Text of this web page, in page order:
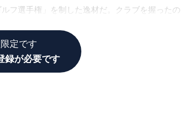
フ選手権」を制した逸材だ。クラブを握ったの
定です
録が必要です